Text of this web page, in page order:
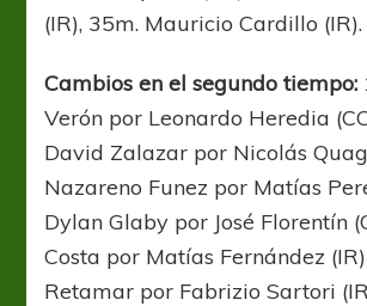
(IR), 35m. Mauricio Cardillo (IR).
Cambios en el segundo tiempo:
Verón por Leonardo Heredia
David Zalazar por Nicolás
Nazareno Funez por Matías
Dylan Glaby por José Florentín
Costa por Matías Fernández
Retamar por Fabrizio Sartori